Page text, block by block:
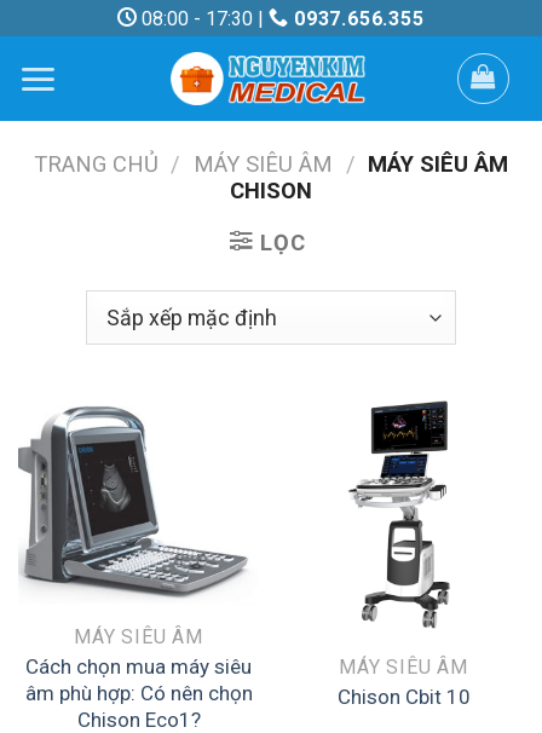
content
08:00 - 17:30 | 0937.656.355
TRANG CHỦ / MÁY SIÊU ÂM / MÁY SIÊU ÂM
CHISON
LỌC
MÁY SIÊU ÂM
Cách chọn mua máy siêu
âm phù hợp: Có nên chọn
Chison Eco1?
MÁY SIÊU ÂM
Chison Cbit 10